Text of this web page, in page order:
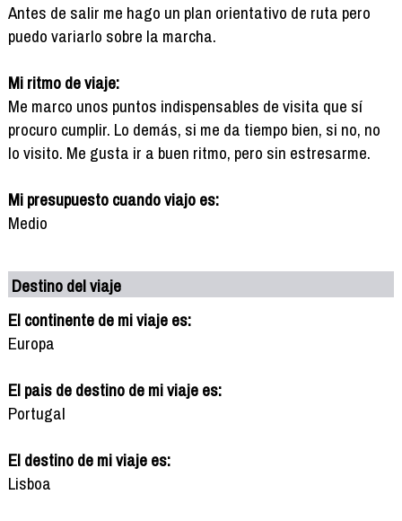
Antes de salir me hago un plan orientativo de ruta pero
puedo variarlo sobre la marcha.
Mi ritmo de viaje:
Me marco unos puntos indispensables de visita que sí
procuro cumplir. Lo demás, si me da tiempo bien, si no, no
lo visito. Me gusta ir a buen ritmo, pero sin estresarme.
Mi presupuesto cuando viajo es:
Medio
Destino del viaje
El continente de mi viaje es:
Europa
El pais de destino de mi viaje es:
Portugal
El destino de mi viaje es:
Lisboa